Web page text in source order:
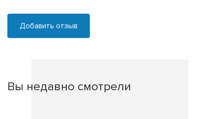
Добавить отзыв
Вы недавно смотрели